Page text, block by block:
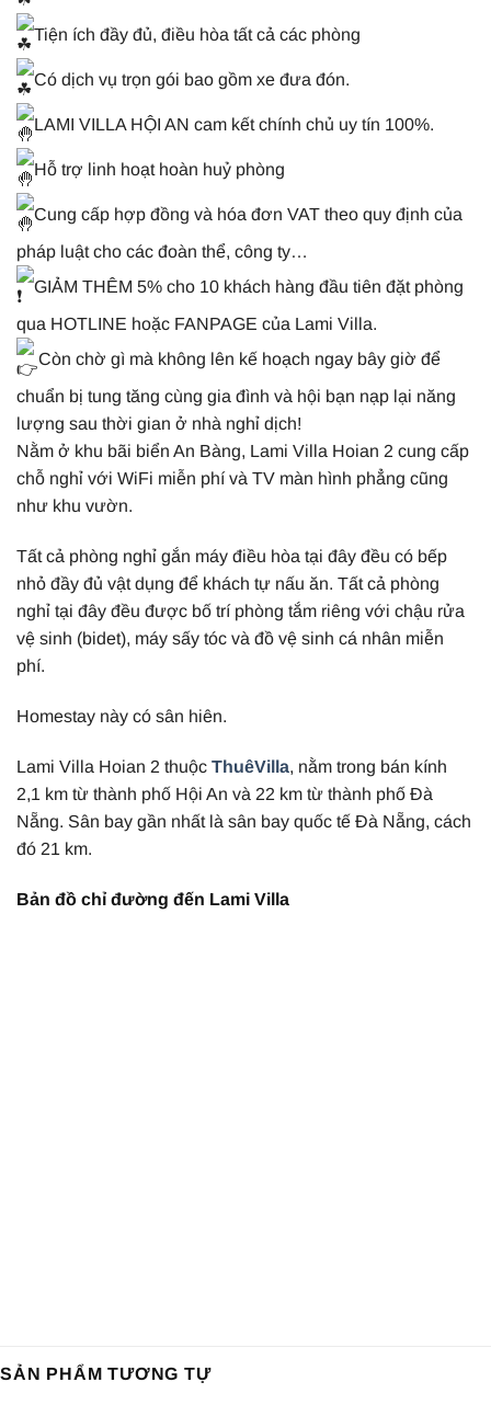
Tiện ích đầy đủ, điều hòa tất cả các phòng
Có dịch vụ trọn gói bao gồm xe đưa đón.
LAMI VILLA HỘI AN cam kết chính chủ uy tín 100%.
Hỗ trợ linh hoạt hoàn huỷ phòng
Cung cấp hợp đồng và hóa đơn VAT theo quy định của
pháp luật cho các đoàn thể, công ty…
GIẢM THÊM 5% cho 10 khách hàng đầu tiên đặt phòng
qua HOTLINE hoặc FANPAGE của Lami Villa.
Còn chờ gì mà không lên kế hoạch ngay bây giờ để
chuẩn bị tung tăng cùng gia đình và hội bạn nạp lại năng
lượng sau thời gian ở nhà nghỉ dịch!
Nằm ở khu bãi biển An Bàng, Lami Villa Hoian 2 cung cấp
chỗ nghỉ với WiFi miễn phí và TV màn hình phẳng cũng
như khu vườn.
Tất cả phòng nghỉ gắn máy điều hòa tại đây đều có bếp
nhỏ đầy đủ vật dụng để khách tự nấu ăn. Tất cả phòng
nghỉ tại đây đều được bố trí phòng tắm riêng với chậu rửa
vệ sinh (bidet), máy sấy tóc và đồ vệ sinh cá nhân miễn
phí.
Homestay này có sân hiên.
Lami Villa Hoian 2 thuộc ThuêVilla, nằm trong bán kính
2,1 km từ thành phố Hội An và 22 km từ thành phố Đà
Nẵng. Sân bay gần nhất là sân bay quốc tế Đà Nẵng, cách
đó 21 km.
Bản đồ chỉ đường đến Lami Villa
SẢN PHẨM TƯƠNG TỰ